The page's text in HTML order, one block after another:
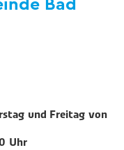
und Freitag von
Uhr